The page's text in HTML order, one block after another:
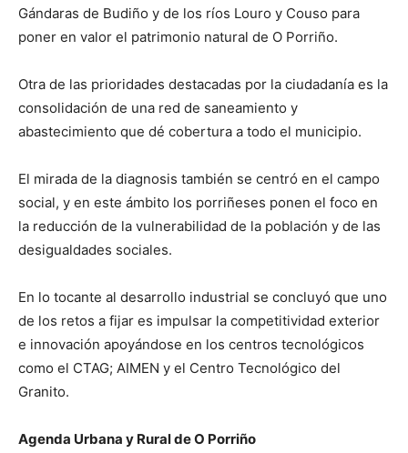
Gándaras de Budiño y de los ríos Louro y Couso para
poner en valor el patrimonio natural de O Porriño.
Otra de las prioridades destacadas por la ciudadanía es la
consolidación de una red de saneamiento y
abastecimiento que dé cobertura a todo el municipio.
El mirada de la diagnosis también se centró en el campo
social, y en este ámbito los porriñeses ponen el foco en
la reducción de la vulnerabilidad de la población y de las
desigualdades sociales.
En lo tocante al desarrollo industrial se concluyó que uno
de los retos a fijar es impulsar la competitividad exterior
e innovación apoyándose en los centros tecnológicos
como el CTAG; AIMEN y el Centro Tecnológico del
Granito.
Agenda Urbana y Rural de O Porriño